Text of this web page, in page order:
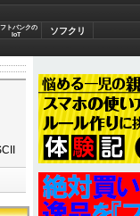
フトバンクの
IoT
ソフクリ